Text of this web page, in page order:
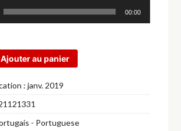
00:00
Ajouter au panier
: janv. 2019
- Portuguese